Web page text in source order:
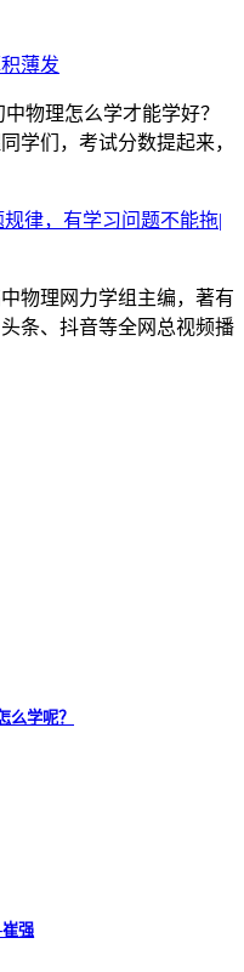
薄发
物理怎么学才能学好？
学们，考试分数提起来，
律，有学习问题不能拖|
物理网力学组主编，著有
条、抖音等全网总视频播
么学呢？
强